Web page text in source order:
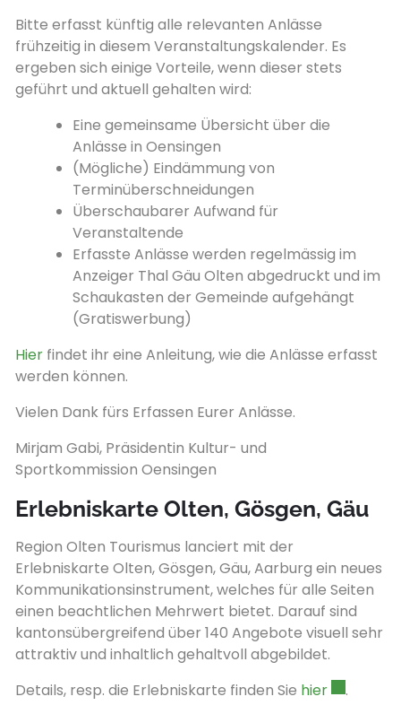
Bitte erfasst künftig alle relevanten Anlässe
frühzeitig in diesem Veranstaltungskalender. Es
ergeben sich einige Vorteile, wenn dieser stets
geführt und aktuell gehalten wird:
Eine gemeinsame Übersicht über die
Anlässe in Oensingen
(Mögliche) Eindämmung von
Terminüberschneidungen
Überschaubarer Aufwand für
Veranstaltende
Erfasste Anlässe werden regelmässig im
Anzeiger Thal Gäu Olten abgedruckt und im
Schaukasten der Gemeinde aufgehängt
(Gratiswerbung)
Hier findet ihr eine Anleitung, wie die Anlässe erfasst
werden können.
Vielen Dank fürs Erfassen Eurer Anlässe.
Mirjam Gabi, Präsidentin Kultur- und
Sportkommission Oensingen
Erlebniskarte Olten, Gösgen, Gäu
Region Olten Tourismus lanciert mit der
Erlebniskarte Olten, Gösgen, Gäu, Aarburg ein neues
Kommunikationsinstrument, welches für alle Seiten
einen beachtlichen Mehrwert bietet. Darauf sind
kantonsübergreifend über 140 Angebote visuell sehr
attraktiv und inhaltlich gehaltvoll abgebildet.
Details, resp. die Erlebniskarte finden Sie hierExterner
.